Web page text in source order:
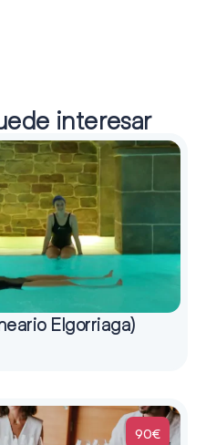
interesar
Elgorriaga)
90€